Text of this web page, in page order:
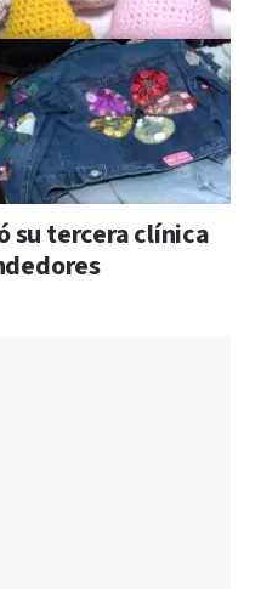
su tercera clínica